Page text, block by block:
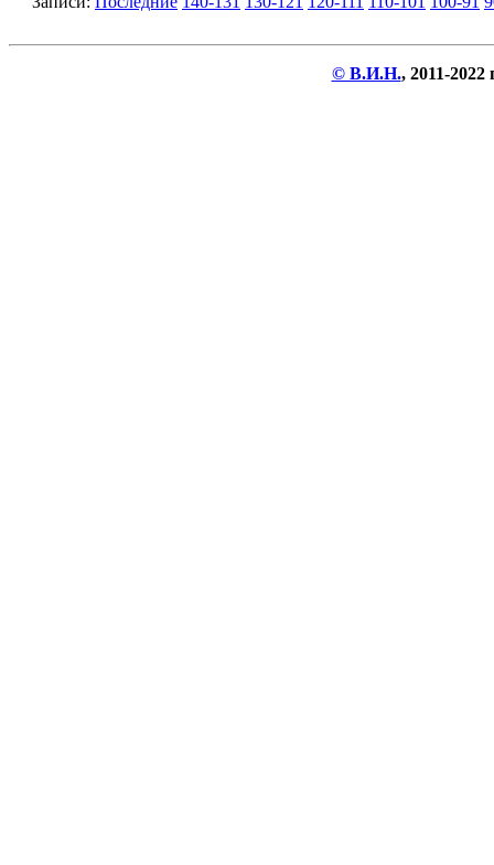
© В.И.Н., 2011-2022